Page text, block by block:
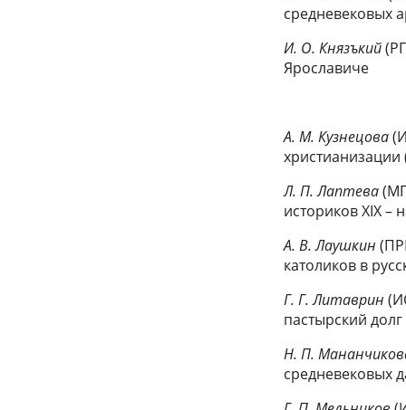
средневековых
И. О. Князъкий
Ярославиче
А. М. Кузнецова
христианизации
Л. П. Лаптева
историков XIX –
A. В. Лаушкин
католиков в
Г. Г. Литаврин
пастырский долг
Н. П.
средневековых